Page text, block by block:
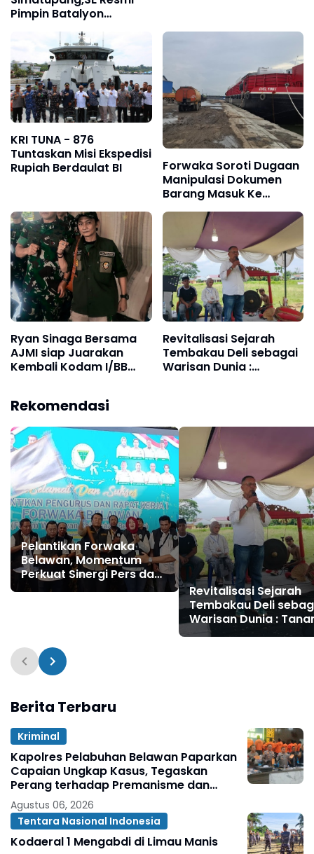
Pimpin Batalyon
Arhanud 11/Wira Bhuana
KRI TUNA - 876
Tuntaskan Misi Ekspedisi
Rupiah Berdaulat BI
Forwaka Soroti Dugaan
Manipulasi Dokumen
Barang Masuk Ke
Belawan, Rugikan
Negara Ratusan Juta
Dan Minta Kajari Periksa
PT Barokah dan PT Bona
Bahari
Ryan Sinaga Bersama
AJMI siap Juarakan
Kembali Kodam I/BB
Revitalisasi Sejarah
Tembakau Deli sebagai
Warisan Dunia :
bernilai Sejarah
Rekomendasi
Pelantikan Forwaka
Belawan, Momentum
Perkuat Sinergi Pers dan
Kejaksaan
Revitalisasi Sejarah
Tembakau Deli
Warisan Dunia :
Tembakau Harus
Berita Terbaru
Kriminal
Kapolres Pelabuhan Belawan Paparkan
Capaian Ungkap Kasus, Tegaskan
Perang terhadap Premanisme dan
Narkoba
Agustus 06, 2026
Tentara Nasional Indonesia
Kodaeral 1 Mengabdi di Limau Manis